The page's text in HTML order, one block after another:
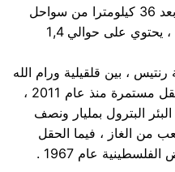
10 – حقل مارين للغاز : يقع على بعد 36 كيلومترا من سواحل
قطاع غزة ، اكتشف عام 2000 م ، يحتوي على حوالي 1,4
، بين قلقيلية ورام الله
, وعمليات استخراج النفط من الحقل مستمرة منذ عام 2011 ،
البترول بمليار ونصف
قدم مكعب من الغاز ، فيما الحقل
عام 1967 .